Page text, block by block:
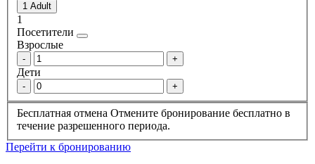
1
Посетители
Взрослые
- +
Дети
- +
Бесплатная отмена Отмените бронирование бесплатно в
течение разрешенного периода.
Перейти к бронированию